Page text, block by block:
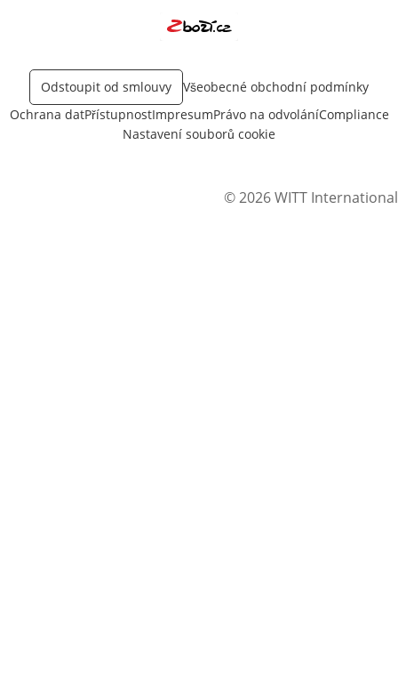
Odstoupit od smlouvy
Všeobecné obchodní podmínky
Ochrana datPřístupnostImpresumPrávo na odvoláníCompliance
Nastavení souborů cookie
© 2026 WITT International